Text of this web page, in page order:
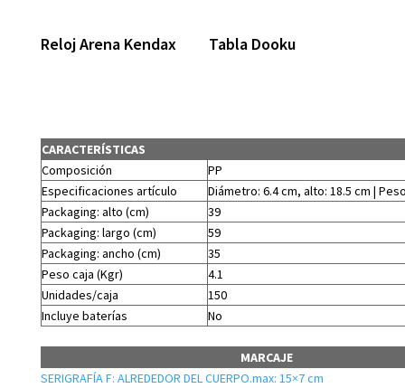
Reloj Arena Kendax Tabla Dooku
CARACTERÍSTICAS
Composición
PP
Especificaciones artículo
Diámetro: 6.4 cm, alto: 18.5 cm |
Packaging: alto (cm)
39
Packaging: largo (cm)
59
Packaging: ancho (cm)
35
Peso caja (Kgr)
4.1
Unidades/caja
150
Incluye baterías
No
MARCAJE
SERIGRAFÍA F: ALREDEDOR DEL CUERPO.max: 15×7 cm